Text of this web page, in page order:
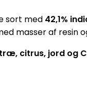
sort med 42,1%
masser af resin
citrus, jord og